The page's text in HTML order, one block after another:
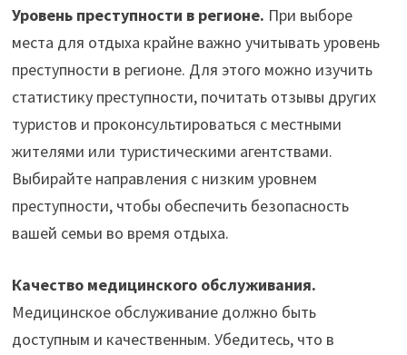
Уровень преступности в регионе. При выборе
места для отдыха крайне важно учитывать уровень
преступности в регионе. Для этого можно изучить
статистику преступности, почитать отзывы других
туристов и проконсультироваться с местными
жителями или туристическими агентствами.
Выбирайте направления с низким уровнем
преступности, чтобы обеспечить безопасность
вашей семьи во время отдыха.
Качество медицинского обслуживания.
Медицинское обслуживание должно быть
доступным и качественным. Убедитесь, что в